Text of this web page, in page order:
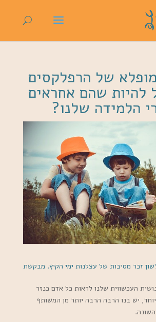
של הרפלקסים
להיות שהם אחראים
הלמידה שלנו?
זכר מסיבות של עצלנות ימי הקיץ. מבקשת
העכשווית שלנו לראות כל אדם כנזר
יש בנו הרבה הרבה יותר מן המשותף